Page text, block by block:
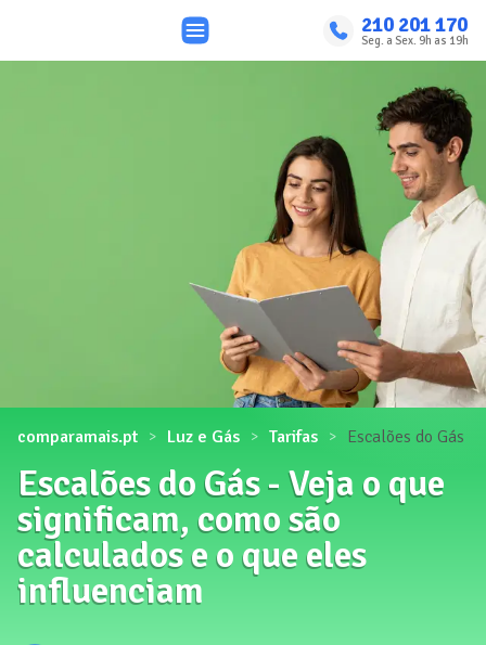
210 201 170
Seg. a Sex. 9h as 19h
comparamais.pt Luz e Gás Tarifas Escalões do Gás
Escalões do Gás - Veja o que
significam, como são
calculados e o que eles
influenciam